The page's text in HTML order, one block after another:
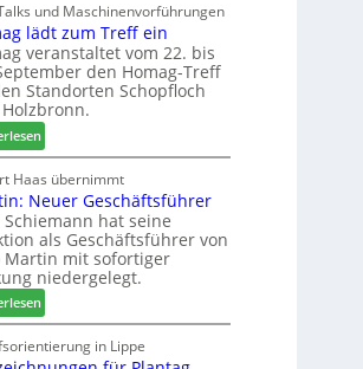
n
a
u
s
f
ü
r
W
e
m
h
ö
n
e
r
c
h
e
n
s
t
a
u
r
a
u
m
-
S
o
r
t
und Maschinenvorführungen
lädt zum Treff ein
veranstaltet vom 22. bis
den Homag-Treff
Standorten Schopfloch
:
H
o
m
a
g
l
ä
d
t
z
Haas übernimmt
Neuer Geschäftsführer
Schiemann hat seine
als Geschäftsführer von
Martin mit sofortiger
niedergelegt.
:
M
a
r
in Lippe